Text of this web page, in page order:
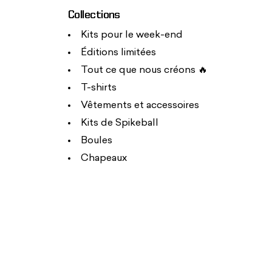
Collections
Kits pour le week-end
Éditions limitées
Tout ce que nous créons 🔥
T-shirts
Vêtements et accessoires
Kits de Spikeball
Boules
Chapeaux